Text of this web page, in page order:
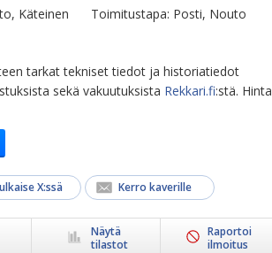
Käteinen Toimitustapa: Posti, Nouto
tarkat tekniset tiedot ja historiatiedot
sekä vakuutuksista Rekkari.fi:stä. Hinta
X:ssä Kerro kaverille
Näytä
tilastot
Raportoi
ilmoitus